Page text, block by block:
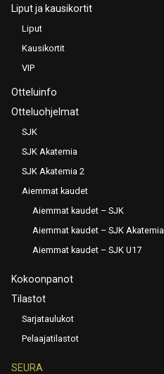
Liput ja kausikortit
Liput
Kausikortit
VIP
Otteluinfo
Otteluohjelmat
SJK
SJK Akatemia
SJK Akatemia 2
Aiemmat kaudet
Aiemmat kaudet – SJK
Aiemmat kaudet – SJK Akatemia
Aiemmat kaudet – SJK U17
Kokoonpanot
Tilastot
Sarjataulukot
Pelaajatilastot
SEURA